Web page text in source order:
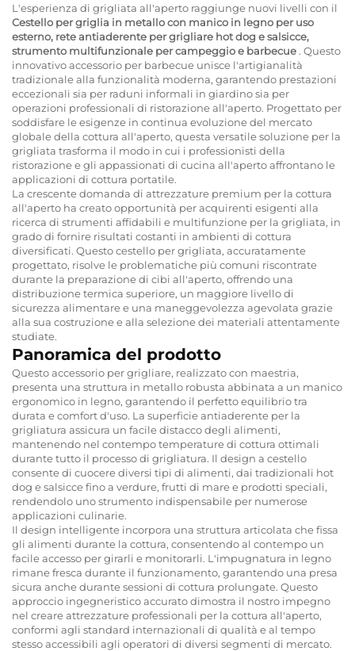
L'esperienza di grigliata all'aperto raggiunge nuovi livelli con il
Cestello per griglia in metallo con manico in legno per uso
esterno, rete antiaderente per grigliare hot dog e salsicce,
strumento multifunzionale per campeggio e barbecue . Questo
innovativo accessorio per barbecue unisce l'artigianalità
tradizionale alla funzionalità moderna, garantendo prestazioni
eccezionali sia per raduni informali in giardino sia per
operazioni professionali di ristorazione all'aperto. Progettato per
soddisfare le esigenze in continua evoluzione del mercato
globale della cottura all'aperto, questa versatile soluzione per la
grigliata trasforma il modo in cui i professionisti della
ristorazione e gli appassionati di cucina all'aperto affrontano le
applicazioni di cottura portatile.
La crescente domanda di attrezzature premium per la cottura
all'aperto ha creato opportunità per acquirenti esigenti alla
ricerca di strumenti affidabili e multifunzione per la grigliata, in
grado di fornire risultati costanti in ambienti di cottura
diversificati. Questo cestello per grigliata, accuratamente
progettato, risolve le problematiche più comuni riscontrate
durante la preparazione di cibi all'aperto, offrendo una
distribuzione termica superiore, un maggiore livello di
sicurezza alimentare e una maneggevolezza agevolata grazie
alla sua costruzione e alla selezione dei materiali attentamente
studiate.
Panoramica del prodotto
Questo accessorio per grigliare, realizzato con maestria,
presenta una struttura in metallo robusta abbinata a un manico
ergonomico in legno, garantendo il perfetto equilibrio tra
durata e comfort d'uso. La superficie antiaderente per la
grigliatura assicura un facile distacco degli alimenti,
mantenendo nel contempo temperature di cottura ottimali
durante tutto il processo di grigliatura. Il design a cestello
consente di cuocere diversi tipi di alimenti, dai tradizionali hot
dog e salsicce fino a verdure, frutti di mare e prodotti speciali,
rendendolo uno strumento indispensabile per numerose
applicazioni culinarie.
Il design intelligente incorpora una struttura articolata che fissa
gli alimenti durante la cottura, consentendo al contempo un
facile accesso per girarli e monitorarli. L'impugnatura in legno
rimane fresca durante il funzionamento, garantendo una presa
sicura anche durante sessioni di cottura prolungate. Questo
approccio ingegneristico accurato dimostra il nostro impegno
nel creare attrezzature professionali per la cottura all'aperto,
conformi agli standard internazionali di qualità e al tempo
stesso accessibili agli operatori di diversi segmenti di mercato.